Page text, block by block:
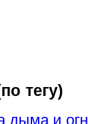
тегу)
дыма и